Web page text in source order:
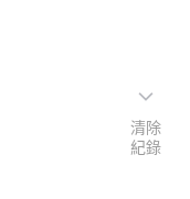
清除
紀錄